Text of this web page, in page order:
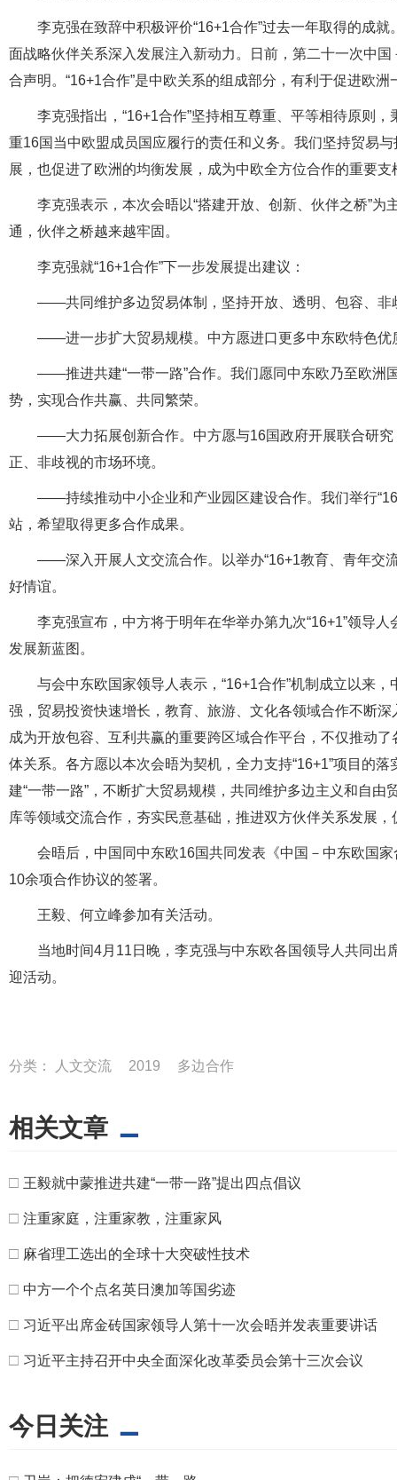
李克强在致辞中积极评价“16+1合作”过去一年取得的成
面战略伙伴关系深入发展注入新动力。日前，第二十一次中
合声明。“16+1合作”是中欧关系的组成部分，有利于促进欧
李克强指出，“16+1合作”坚持相互尊重、平等相待原则
重16国当中欧盟成员国应履行的责任和义务。我们坚持贸易
展，也促进了欧洲的均衡发展，成为中欧全方位合作的重要支
李克强表示，本次会晤以“搭建开放、创新、伙伴之桥”
通，伙伴之桥越来越牢固。
李克强就“16+1合作”下一步发展提出建议：
——共同维护多边贸易体制，坚持开放、透明、包容、非
——进一步扩大贸易规模。中方愿进口更多中东欧特色优
——推进共建“一带一路”合作。我们愿同中东欧乃至欧洲
势，实现合作共赢、共同繁荣。
——大力拓展创新合作。中方愿与16国政府开展联合研
正、非歧视的市场环境。
——持续推动中小企业和产业园区建设合作。我们举行
站，希望取得更多合作成果。
——深入开展人文交流合作。以举办“16+1教育、青年交
好情谊。
李克强宣布，中方将于明年在华举办第九次“16+1”领导
发展新蓝图。
与会中东欧国家领导人表示，“16+1合作”机制成立以来
强，贸易投资快速增长，教育、旅游、文化各领域合作不断
成为开放包容、互利共赢的重要跨区域合作平台，不仅推动
体关系。各方愿以本次会晤为契机，全力支持“16+1”项目的
建“一带一路”，不断扩大贸易规模，共同维护多边主义和自
库等领域交流合作，夯实民意基础，推进双方伙伴关系发展
会晤后，中国同中东欧16国共同发表《中国－中东欧国
10余项合作协议的签署。
王毅、何立峰参加有关活动。
当地时间4月11日晚，李克强与中东欧各国领导人共同
迎活动。
分类： 人文交流 2019 多边合作
相关文章
□ 王毅就中蒙推进共建“一带一路”提出四点倡议
□ 注重家庭，注重家教，注重家风
□ 麻省理工选出的全球十大突破性技术
□ 中方一个个点名英日澳加等国劣迹
□ 习近平出席金砖国家领导人第十一次会晤并发表重要讲话
□ 习近平主持召开中央全面深化改革委员会第十三次会议
今日关注